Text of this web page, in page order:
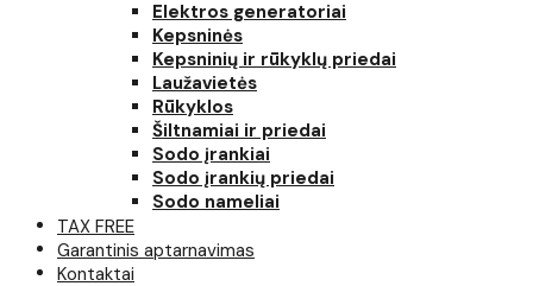
Elektros generatoriai
Kepsninės
Kepsninių ir rūkyklų priedai
Laužavietės
Rūkyklos
Šiltnamiai ir priedai
Sodo įrankiai
Sodo įrankių priedai
Sodo nameliai
TAX FREE
Garantinis aptarnavimas
Kontaktai